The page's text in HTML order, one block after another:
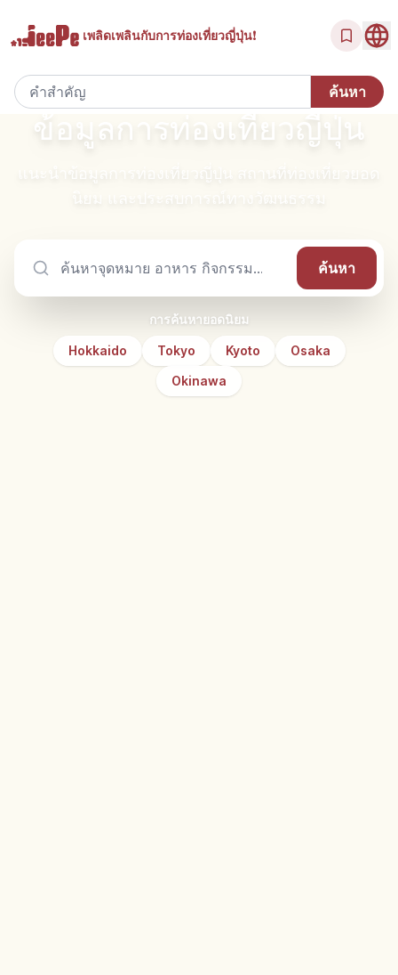
เพลิดเพลินกับการท่องเที่ยวญี่ปุ่น!
ทะเล
Kumamoto
ตก
Kumamoto
อิน
Kumamoto
น้ำ
Kumamoto
ปลอดภัย
Kumamoto
ชายฝั่ง
Miyagi
ทะเลสาบ
Miyagi
อิน
Tochigi
เนะ
Miyagi
เซ็น
Miyagi
ข้อมูลการท่องเที่ยวญี่ปุ่น
แนะนำข้อมูลการท่องเที่ยวญี่ปุ่น สถานที่ท่องเที่ยวยอด
ค้นหา
ค้นหา
การค้นหายอดนิยม
Hokkaido Tokyo Kyoto
Osaka
Okinawa